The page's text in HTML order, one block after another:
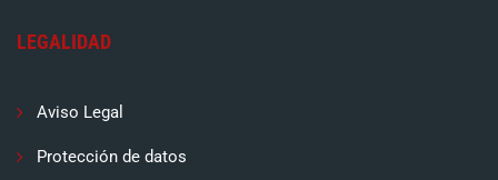
LEGALIDAD
Aviso Legal
Protección de datos